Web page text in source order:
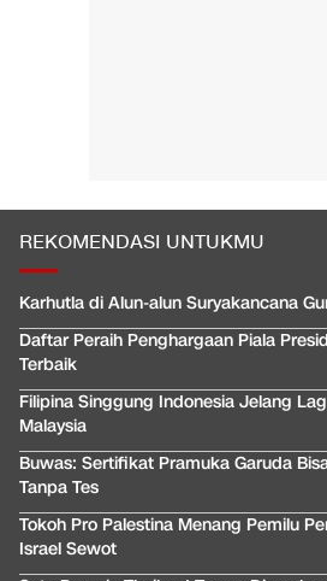
REKOMENDASI UNTUKMU
Karhutla di Alun-alun Suryakancana
Daftar Peraih Penghargaan Piala
Terbaik
Filipina Singgung Indonesia Jelang
Malaysia
Buwas: Sertifikat Pramuka Garuda
Tanpa Tes
Tokoh Pro Palestina Menang Pemilu
Israel Sewot